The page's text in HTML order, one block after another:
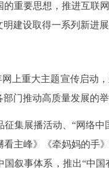
重要思想，推进互联
建设取得一系列新进展
上重大主题宣传启动
门推动高质量发展的举
集展播活动、“网络
主峰》《牵妈妈的手
叙事体系，推出“中国